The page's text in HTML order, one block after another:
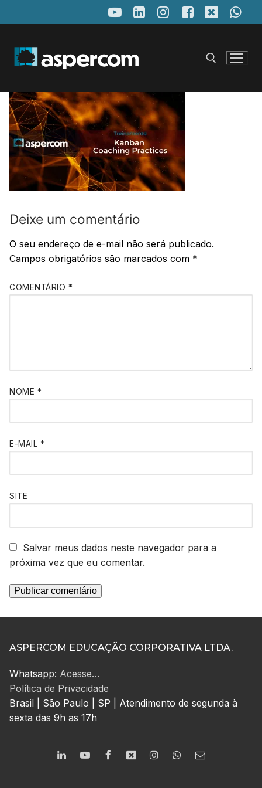
para
conteúdo
Deixe um comentário
O seu endereço de e-mail não será publicado.
Campos obrigatórios são marcados com *
COMENTÁRIO *
NOME *
E-MAIL *
SITE
Salvar meus dados neste navegador para a
próxima vez que eu comentar.
ASPERCOM EDUCAÇÃO CORPORATIVA LTDA.
Whatsapp: Acesse…
Política de Privacidade
Brasil | São Paulo | SP | Atendimento de segunda à
sexta das 9h as 17h